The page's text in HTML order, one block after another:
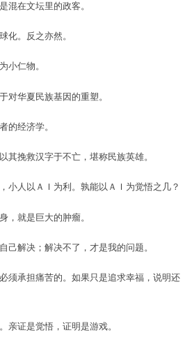
混在文坛里的政客。
化。反之亦然。
小仁物。
华夏民族基因的重塑。
的经济学。
挽救汉字于不亡，堪称民族英雄。
小人以ＡＩ为利。孰能以ＡＩ为觉悟之几？
，就是巨大的肿瘤。
解决；解决不了，才是我的问题。
须承担痛苦的。如果只是追求幸福，说明还
证是觉悟，证明是游戏。